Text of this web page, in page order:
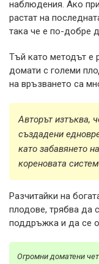
наблюдения. Ако
растат на
така че е по-добре
Тъй като методът е
домати с големи
на връзването са
Авторът изтъква,
създадени
като забавянето
кореновата
Разчитайки на
плодове, трябва да
поддръжка и да се
Огромни доматени